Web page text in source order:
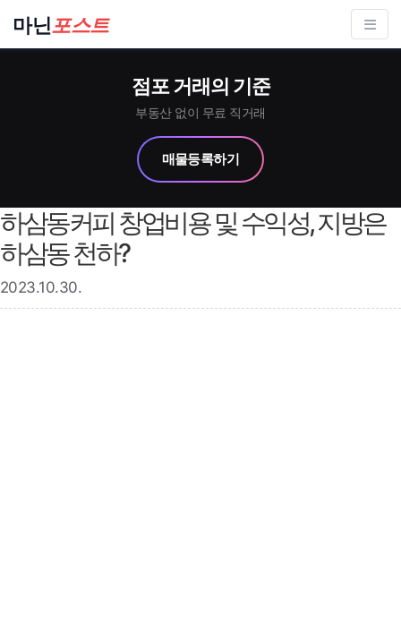
마닌포스트
점포 거래의 기준
부동산 없이 무료 직거래
매물등록하기
하삼동커피 창업비용 및 수익성, 지방은
하삼동 천하?
2023.10.30.